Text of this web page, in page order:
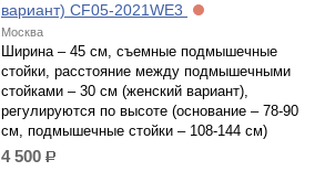
вариант) CF05-2021WE3
Москва
Ширина – 45 см, съемные подмышечные
стойки, расстояние между подмышечными
стойками – 30 см (женский вариант),
регулируются по высоте (основание – 78-90
см, подмышечные стойки – 108-144 см)
4 500 р.